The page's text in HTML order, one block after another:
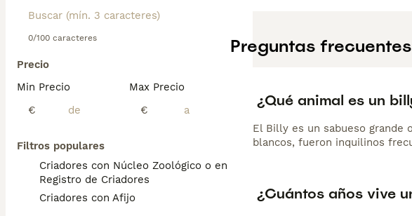
0/100 caracteres
Precio
Min Precio
€
Max Precio
€
Filtros populares
Criadores con Núcleo Zoológico o en el
Registro de Criadores
Criadores con Afijo
Preguntas frecuentes
¿Qué animal es un
El Billy es un sabueso grande
blancos, fueron inquilinos
¿Cuántos años vive